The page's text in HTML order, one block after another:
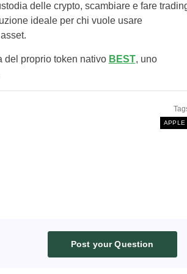
delle crypto, scambiare e fare
ideale per chi vuole usare
del proprio token nativo BEST, uno
APPLE
Post your Question